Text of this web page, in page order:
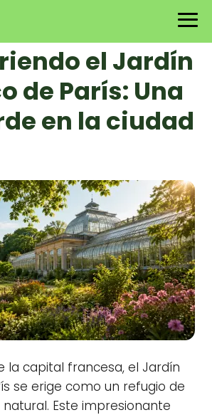
el Jardín
de París: Una
en la ciudad
la capital francesa, el Jardín
se erige como un refugio de
Este impresionante